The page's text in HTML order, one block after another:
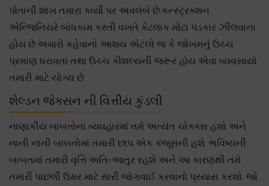
પોતાની શાખ તમારા કાર્યો પર અવલંબે છે.કન્સ્ટ્રક્શન
એન્જિનિયરે બાંધકામ કરતી વખતે કેટલાક મોટા પડકાર ઝીલવાના
હોય છે.અમારો કહેવાનો આશય એટલો જ કે જોખમનું ઉચ્ચ
પ્રમાણ ધરાવતા તથા ઉચ્ચ કૌશલ્યની જરૂર હોય એવા વ્યવસાયો
તમારી માટે યોગ્ય છે.
શેલ્ડન જેક્સન ની વિત્તીય કુંડલી
નાણાકીય બાબતોના વ્યવહારમાં તમે અત્યંત ચોક્ક્સ હશો અને
નાની નાની બાબતોમાં તમારી છાપ એક કંજૂસની હશે. ભવિષ્યની
બાબતમાં તમારી વૃત્તિ અતિ-આતુર રહશે અને આ કારણથી તમે
તમારી પાછલી ઉમર માટે સારી જોગવાઈ કરવાનો પ્રયાસ કરશો. જો